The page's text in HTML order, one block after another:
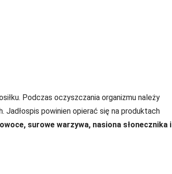
Podczas oczyszczania organizmu należy
Jadłospis powinien opierać się na produktach
surowe warzywa, nasiona słonecznika i